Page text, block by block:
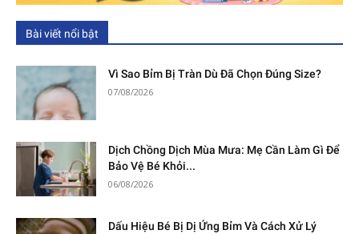
Bài viết nổi bật
Vì Sao Bỉm Bị Tràn Dù Đã Chọn Đúng Size?
07/08/2026
Dịch Chồng Dịch Mùa Mưa: Mẹ Cần Làm Gì Để
Bảo Vệ Bé Khỏi...
06/08/2026
Dấu Hiệu Bé Bị Dị Ứng Bỉm Và Cách Xử Lý